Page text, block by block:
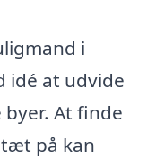
i
idé at udvide
At finde
på kan